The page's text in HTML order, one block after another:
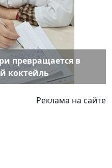
превращается в
коктейль
Реклама на сайте